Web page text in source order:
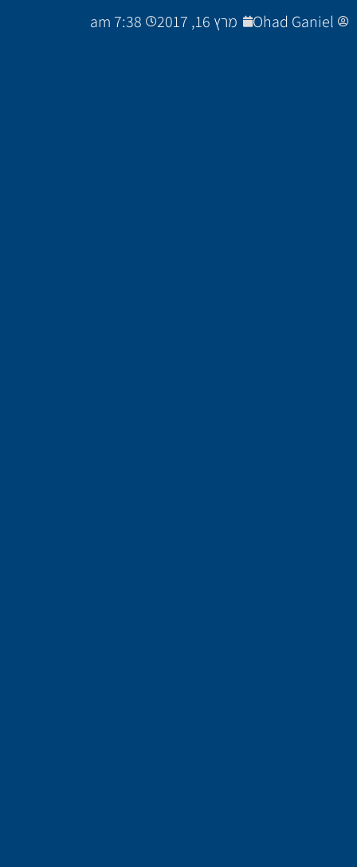
Ohad Ganiel מרץ 16, 2017 7:38 am